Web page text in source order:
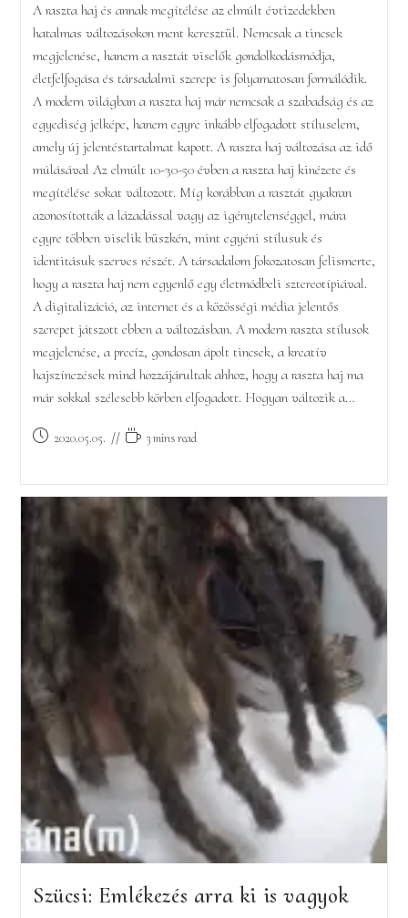
A raszta haj és annak megítélése az elmúlt évtizedekben
hatalmas változásokon ment keresztül. Nemcsak a tincsek
megjelenése, hanem a rasztát viselők gondolkodásmódja,
életfelfogása és társadalmi szerepe is folyamatosan formálódik.
A modern világban a raszta haj már nemcsak a szabadság és az
egyediség jelképe, hanem egyre inkább elfogadott stíluselem,
amely új jelentéstartalmat kapott. A raszta haj változása az idő
múlásával Az elmúlt 10-30-50 évben a raszta haj kinézete és
megítélése sokat változott. Míg korábban a rasztát gyakran
azonosították a lázadással vagy az igénytelenséggel, mára
egyre többen viselik büszkén, mint egyéni stílusuk és
identitásuk szerves részét. A társadalom fokozatosan felismerte,
hogy a raszta haj nem egyenlő egy életmódbeli sztereotípiával.
A digitalizáció, az internet és a közösségi média jelentős
szerepet játszott ebben a változásban. A modern raszta stílusok
megjelenése, a precíz, gondosan ápolt tincsek, a kreatív
hajszínezések mind hozzájárultak ahhoz, hogy a raszta haj ma
már sokkal szélesebb körben elfogadott. Hogyan változik a…
Post 2020.05.05.
Reading3 mins read
Szücsi: Emlékezés arra ki is vagyok